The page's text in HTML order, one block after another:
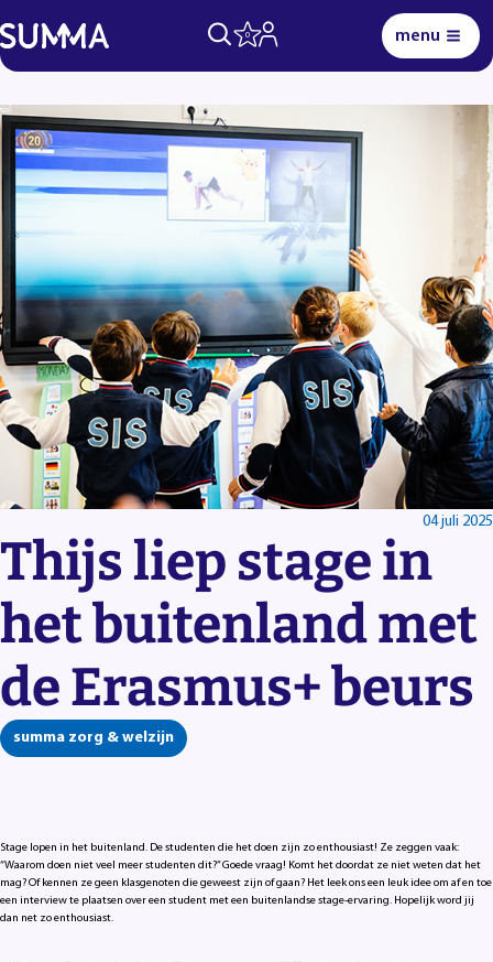
0 menu
Lees voor Uitleg woorden Simpele tekst
Thijs liep stage in
het buitenland met
de Erasmus+ beurs
04 juli 2025
summa zorg & welzijn
Stage lopen in het buitenland. De studenten die het doen zijn zo enthousiast! Ze zeggen vaak:
“Waarom doen niet veel meer studenten dit?” Goede vraag! Komt het doordat ze niet weten dat het
mag? Of kennen ze geen klasgenoten die geweest zijn of gaan? Het leek ons een leuk idee om af en toe
een interview te plaatsen over een student met een buitenlandse stage-ervaring. Hopelijk word jij
dan net zo enthousiast.